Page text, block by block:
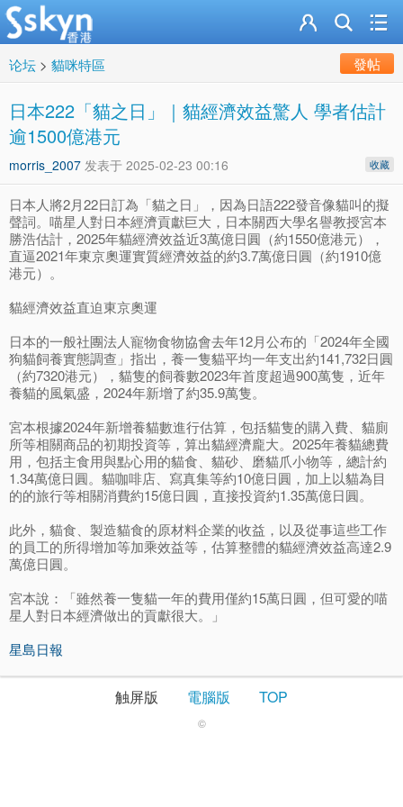
论坛 > 貓咪特區 發帖
日本222「貓之日」｜貓經濟效益驚人 學者估計
逾1500億港元
收藏
morris_2007 发表于 2025-02-23 00:16
日本人將2月22日訂為「貓之日」，因為日語222發音像貓叫的擬
聲詞。喵星人對日本經濟貢獻巨大，日本關西大學名譽教授宮本
勝浩估計，2025年貓經濟效益近3萬億日圓（約1550億港元），
直逼2021年東京奧運實質經濟效益的約3.7萬億日圓（約1910億
港元）。
貓經濟效益直迫東京奧運
日本的一般社團法人寵物食物協會去年12月公布的「2024年全國
狗貓飼養實態調查」指出，養一隻貓平均一年支出約141,732日圓
（約7320港元），貓隻的飼養數2023年首度超過900萬隻，近年
養貓的風氣盛，2024年新增了約35.9萬隻。
宮本根據2024年新增養貓數進行估算，包括貓隻的購入費、貓廁
所等相關商品的初期投資等，算出貓經濟龐大。2025年養貓總費
用，包括主食用與點心用的貓食、貓砂、磨貓爪小物等，總計約
1.34萬億日圓。貓咖啡店、寫真集等約10億日圓，加上以貓為目
的的旅行等相關消費約15億日圓，直接投資約1.35萬億日圓。
此外，貓食、製造貓食的原材料企業的收益，以及從事這些工作
的員工的所得增加等加乘效益等，估算整體的貓經濟效益高達2.9
萬億日圓。
宮本說：「雖然養一隻貓一年的費用僅約15萬日圓，但可愛的喵
星人對日本經濟做出的貢獻很大。」
星島日報
触屏版 電腦版 TOP
©